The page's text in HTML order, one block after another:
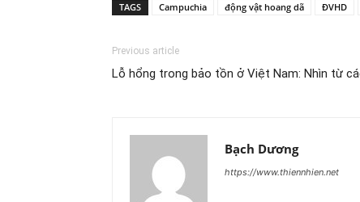
TAGS Campuchia động vật hoang dã ĐVHD
Previous article
Lỗ hổng trong bảo tồn ở Việt Nam: Nhìn từ
Bạch Dương
https://www.thiennhien.net